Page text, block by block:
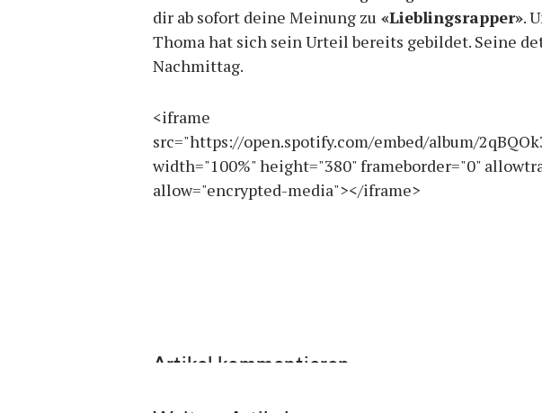
dir ab sofort deine Meinung zu «Lieblingsrapper».
Thoma hat sich sein Urteil bereits gebildet. Seine
Nachmittag.
<iframe
src="https://open.spotify.com/embed/album/
width="100%" height="380" frameborder="0"
allow="encrypted-media"></iframe>
Artikel kommentieren